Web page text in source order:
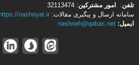
تلفن: امور مشتركین: 32113474
سامانه ارسال و پیگیری مقالات: https://nashriyat.ir
ایمیل: nashrieh@qabas.net